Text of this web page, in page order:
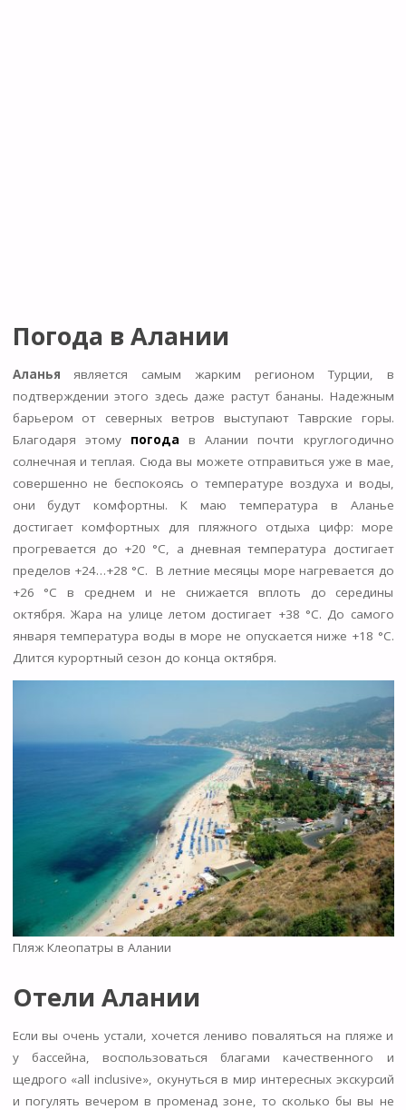
Погода в Алании
Аланья является самым жарким регионом Турции, в
подтверждении этого здесь даже растут бананы. Надежным
барьером от северных ветров выступают Таврские горы.
Благодаря этому погода в Алании почти круглогодично
солнечная и теплая. Сюда вы можете отправиться уже в мае,
совершенно не беспокоясь о температуре воздуха и воды,
они будут комфортны. К маю температура в Аланье
достигает комфортных для пляжного отдыха цифр: море
прогревается до +20 °C, а дневная температура достигает
пределов +24…+28 °C. В летние месяцы море нагревается до
+26 °C в среднем и не снижается вплоть до середины
октября. Жара на улице летом достигает +38 °C. До самого
января температура воды в море не опускается ниже +18 °C.
Длится курортный сезон до конца октября.
Пляж Клеопатры в Алании
Отели Алании
Если вы очень устали, хочется лениво поваляться на пляже и
у бассейна, воспользоваться благами качественного и
щедрого «all inclusive», окунуться в мир интересных экскурсий
и погулять вечером в променад зоне, то сколько бы вы не